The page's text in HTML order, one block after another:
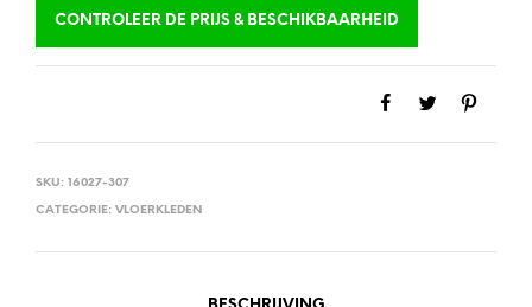
CONTROLEER DE PRIJS & BESCHIKBAARHEID
SKU: 16027-307
CATEGORIE: VLOERKLEDEN